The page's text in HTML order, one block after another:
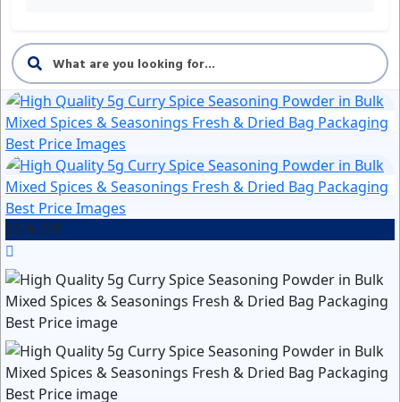
25 % Off